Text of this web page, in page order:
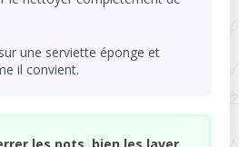
une serviette éponge et
il convient.
les pots, bien les laver